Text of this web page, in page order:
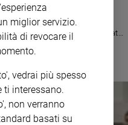
anni, la ragazza ha trovato
milanese gestita dalla
accoglie mamme sole e disagiate
miglior servizio.
di revocare il
vedrai più spesso
ti interessano.
non verranno
basati su